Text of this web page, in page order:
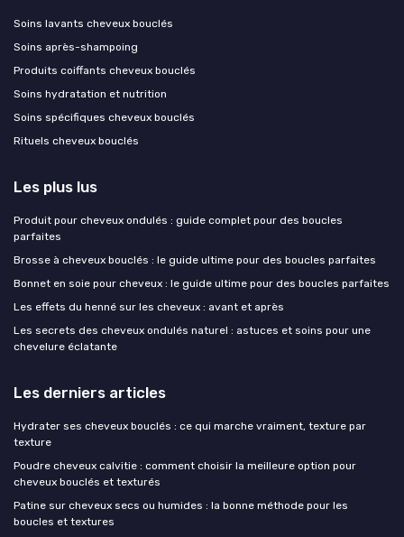
Soins lavants cheveux bouclés
Soins après-shampoing
Produits coiffants cheveux bouclés
Soins hydratation et nutrition
Soins spécifiques cheveux bouclés
Rituels cheveux bouclés
Les plus lus
Produit pour cheveux ondulés : guide complet pour des boucles
parfaites
Brosse à cheveux bouclés : le guide ultime pour des boucles parfaites
Bonnet en soie pour cheveux : le guide ultime pour des boucles parfaites
Les effets du henné sur les cheveux : avant et après
Les secrets des cheveux ondulés naturel : astuces et soins pour une
chevelure éclatante
Les derniers articles
Hydrater ses cheveux bouclés : ce qui marche vraiment, texture par
texture
Poudre cheveux calvitie : comment choisir la meilleure option pour
cheveux bouclés et texturés
Patine sur cheveux secs ou humides : la bonne méthode pour les
boucles et textures